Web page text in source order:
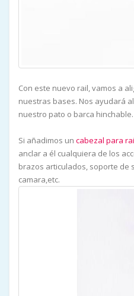
Con este nuevo rail, vamos a
nuestras bases. Nos ayudará
nuestro pato o barca hinchable.
Si añadimos un cabezal para
anclar a él cualquiera de los
brazos articulados, soporte de
camara,etc.